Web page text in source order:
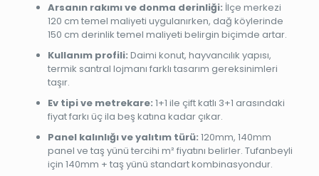
Arsanın rakımı ve donma derinliği: İlçe merkezi
120 cm temel maliyeti uygulanırken, dağ köylerinde
150 cm derinlik temel maliyeti belirgin biçimde artar.
Kullanım profili: Daimi konut, hayvancılık yapısı,
termik santral lojmanı farklı tasarım gereksinimleri
taşır.
Ev tipi ve metrekare: 1+1 ile çift katlı 3+1 arasındaki
fiyat farkı üç ila beş katına kadar çıkar.
Panel kalınlığı ve yalıtım türü: 120mm, 140mm
panel ve taş yünü tercihi m² fiyatını belirler. Tufanbeyli
için 140mm + taş yünü standart kombinasyondur.